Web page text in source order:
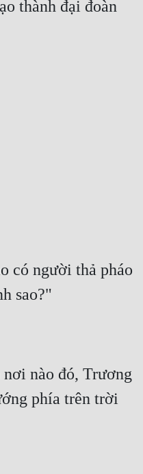
thành đại đoàn
có người thả pháo
sao?"
nơi nào đó, Trương
phía trên trời